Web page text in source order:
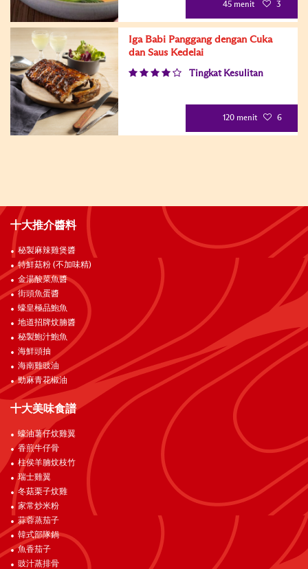
45 menit 3
Iga Babi Panggang dengan Cuka
dan Saus Kedelai
Tingkat Kesulitan
120 menit 6
十大推介醬料
秘製麻辣雞煲醬
特鮮菇粉 (不加味精)
金湯酸菜魚醬
街頭魚蛋醬
蠔皇極品鮑魚
地道招牌炆腩醬
秘製鮑汁鮑魚
海鮮頭抽
海南雞豉油
勁麻青花椒油
十大美味食譜
蠔油薯仔炆雞翼
香煎牛仔骨
柱侯羊腩炆枝竹
瑞士雞翼
冬菇栗子炆雞
家常炒米粉
蒜蓉蒸茄子
韓式部隊鍋
魚香茄子
豉汁蒸排骨